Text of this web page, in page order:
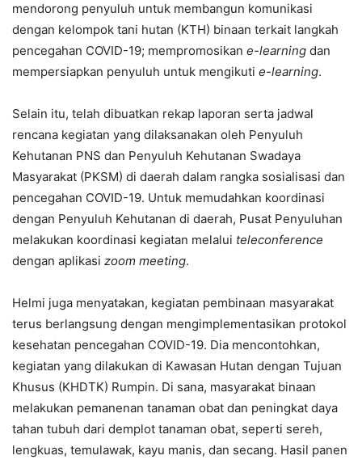
mendorong penyuluh untuk membangun komunikasi
dengan kelompok tani hutan (KTH) binaan terkait langkah
pencegahan COVID-19; mempromosikan e-learning dan
mempersiapkan penyuluh untuk mengikuti e-learning.
Selain itu, telah dibuatkan rekap laporan serta jadwal
rencana kegiatan yang dilaksanakan oleh Penyuluh
Kehutanan PNS dan Penyuluh Kehutanan Swadaya
Masyarakat (PKSM) di daerah dalam rangka sosialisasi dan
pencegahan COVID-19. Untuk memudahkan koordinasi
dengan Penyuluh Kehutanan di daerah, Pusat Penyuluhan
melakukan koordinasi kegiatan melalui teleconference
dengan aplikasi zoom meeting.
Helmi juga menyatakan, kegiatan pembinaan masyarakat
terus berlangsung dengan mengimplementasikan protokol
kesehatan pencegahan COVID-19. Dia mencontohkan,
kegiatan yang dilakukan di Kawasan Hutan dengan Tujuan
Khusus (KHDTK) Rumpin. Di sana, masyarakat binaan
melakukan pemanenan tanaman obat dan peningkat daya
tahan tubuh dari demplot tanaman obat, seperti sereh,
lengkuas, temulawak, kayu manis, dan secang. Hasil panen